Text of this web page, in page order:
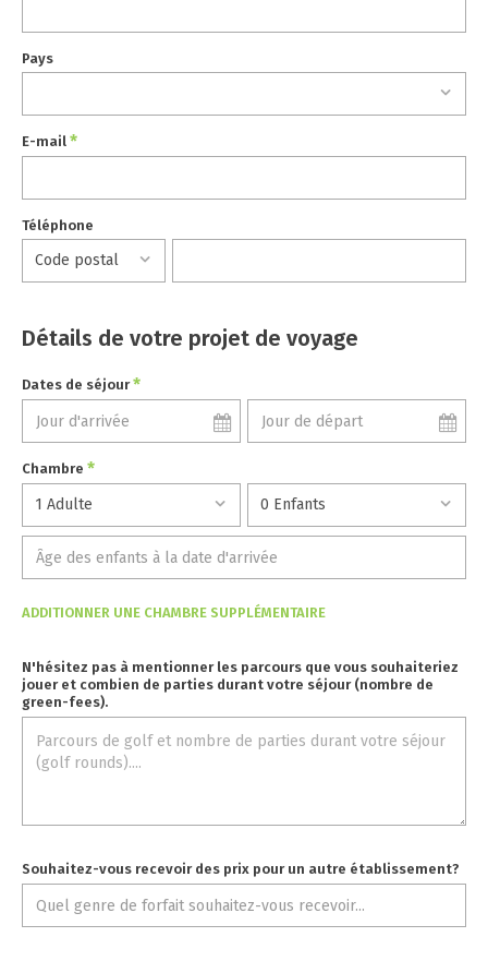
Pays
E-mail *
Téléphone
Détails de votre projet de voyage
Dates de séjour*
Chambre *
ADDITIONNER UNE CHAMBRE SUPPLÉMENTAIRE
N'hésitez pas à mentionner les parcours que vous souhaiteriez
jouer et combien de parties durant votre séjour (nombre de
green-fees).
Souhaitez-vous recevoir des prix pour un autre établissement?